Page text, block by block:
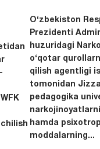
O‘zbekiston
Prezidenti
huzuridagi
o‘qotar
qilish agentligi
tomonidan
pedagogika
hamda psixotrop
moddalarning...